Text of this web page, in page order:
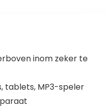
inom zeker te
tablets, MP3-speler